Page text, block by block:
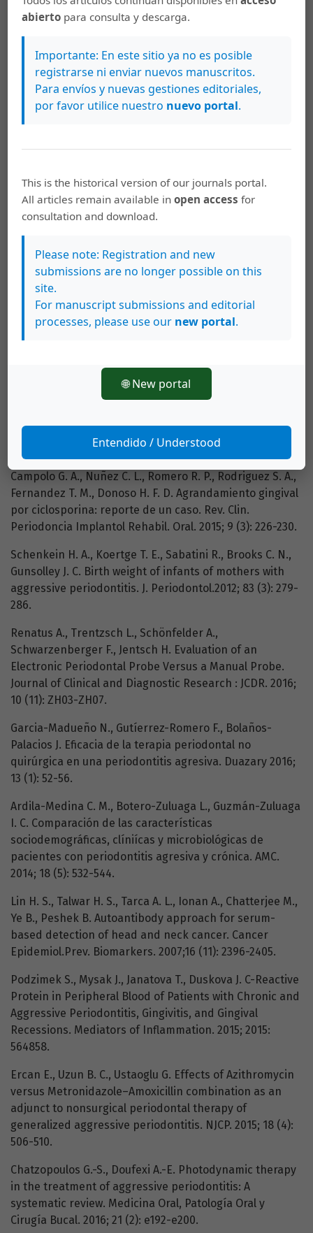
Bouza-Vera M., Martínez-Abreu J., Carmenate-Rodríguez
Y., Betancourt-González M., García-Nicieza M.
Pregnancy and oral health. Rev. Med. Electron. 2016; 38
(4): 628-634.
Elizondo R. T., García MÁQ, Martínez F. L., Palma G. C. El
Méndez G. L., Castillo F. C. Efectos fisiopatológicos del
tabaquismo como factor de riesgo en la enfermedad
periodontal. Rev. Finlay.2016; 6 (2): 134-149.
Bordón D. Necesidad del abandono del tabaquismo
para la prevención de enfermedad periodontal y otras
afecciones. Rev. Cubana Estomatol. 2011; 48 (3): 257-267.
Martínez-Lima M., Sánchez-Suárez R., Lavandero-Espina
Ameijeiras Polyclinic, Guanabacoa. Rev. Haban. Cienc.
Med. 2014 ;13 (2):196-206.
Review of the Literature. International J Dent. 2014,
Campolo G. A., Nuñez C. L., Romero R. P., Rodriguez S. A.,
Fernandez T. M., Donoso H. F. D. Agrandamiento gingival
por ciclosporina: reporte de un caso. Rev. Clin.
Periodoncia Implantol Rehabil. Oral. 2015; 9 (3): 226-230.
Schenkein H. A., Koertge T. E., Sabatini R., Brooks C. N.,
Gunsolley J. C. Birth weight of infants of mothers with
aggressive periodontitis. J. Periodontol.2012; 83 (3): 279-
286.
Renatus A., Trentzsch L., Schönfelder A.,
Schwarzenberger F., Jentsch H. Evaluation of an
Electronic Periodontal Probe Versus a Manual Probe.
Journal of Clinical and Diagnostic Research : JCDR. 2016;
10 (11): ZH03-ZH07.
Garcia-Madueño N., Gutíerrez-Romero F., Bolaños-
Palacios J. Eficacia de la terapia periodontal no
quirúrgica en una periodontitis agresiva. Duazary 2016;
13 (1): 52-56.
Ardila-Medina C. M., Botero-Zuluaga L., Guzmán-Zuluaga
I. C. Comparación de las características
sociodemográficas, clíniícas y microbiológicas de
pacientes con periodontitis agresiva y crónica. AMC.
2014; 18 (5): 532-544.
Lin H. S., Talwar H. S., Tarca A. L., Ionan A., Chatterjee M.,
Ye B., Peshek B. Autoantibody approach for serum-
based detection of head and neck cancer. Cancer
Epidemiol.Prev. Biomarkers. 2007;16 (11): 2396-2405.
Podzimek S., Mysak J., Janatova T., Duskova J. C-Reactive
Protein in Peripheral Blood of Patients with Chronic and
Aggressive Periodontitis, Gingivitis, and Gingival
Recessions. Mediators of Inflammation. 2015; 2015:
564858.
Ercan E., Uzun B. C., Ustaoglu G. Effects of Azithromycin
versus Metronidazole–Amoxicillin combination as an
adjunct to nonsurgical periodontal therapy of
generalized aggressive periodontitis. NJCP. 2015; 18 (4):
506-510.
Chatzopoulos G.-S., Doufexi A.-E. Photodynamic therapy
in the treatment of aggressive periodontitis: A
systematic review. Medicina Oral, Patología Oral y
Cirugía Bucal. 2016; 21 (2): e192-e200.
abierto para consulta y descarga.
Importante: En este sitio ya no es posible
registrarse ni enviar nuevos manuscritos.
Para envíos y nuevas gestiones editoriales,
por favor utilice nuestro nuevo portal.
This is the historical version of our journals portal.
All articles remain available inopen access for
consultation and download.
Please note: Registration and new
submissions are no longer possible on this
site.
For manuscript submissions and editorial
processes, please use our new portal.
🌐 New portal
Entendido / Understood